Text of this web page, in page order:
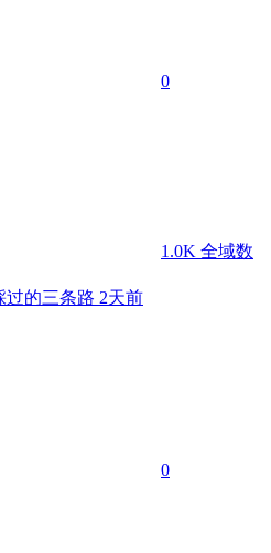
0
1.0K 全域数
过的三条路 2天前
0